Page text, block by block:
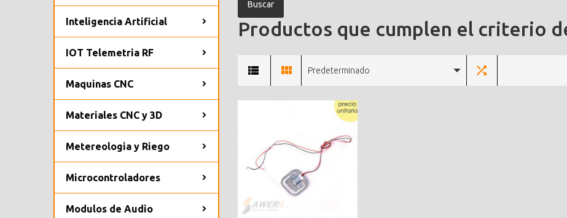
Inteligencia Artificial
IOT Telemetria RF
Maquinas CNC
Materiales CNC y 3D
Metereologia y Riego
Microcontroladores
Modulos de Audio
Productos que cumplen el criterio
Predeterminado